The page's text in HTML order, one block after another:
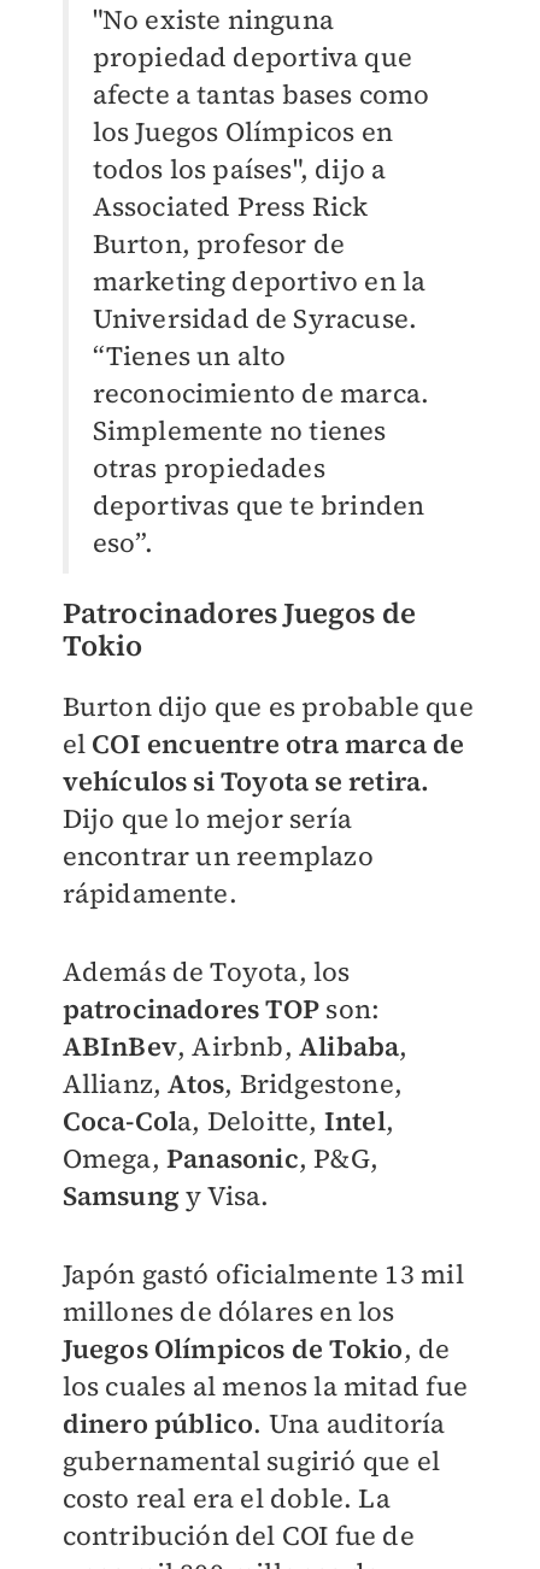
"No existe ninguna
propiedad deportiva que
afecte a tantas bases como
los Juegos Olímpicos en
todos los países", dijo a
Associated Press Rick
Burton, profesor de
marketing deportivo en la
Universidad de Syracuse.
“Tienes un alto
reconocimiento de marca.
Simplemente no tienes
otras propiedades
deportivas que te brinden
eso”.
Patrocinadores Juegos de
Tokio
Burton dijo que es probable que
el COI encuentre otra marca de
vehículos si Toyota se retira.
Dijo que lo mejor sería
encontrar un reemplazo
rápidamente.
Además de Toyota, los
patrocinadores TOP son:
ABInBev, Airbnb, Alibaba,
Allianz,Atos, Bridgestone,
Coca-Cola, Deloitte, Intel,
Omega, Panasonic, P&G,
Samsungy Visa.
Japón gastó oficialmente 13 mil
millones de dólares en los
Juegos Olímpicos de Tokio, de
los cuales al menos la mitad fue
dinero público. Una auditoría
gubernamental sugirió que el
costo real era el doble. La
contribución del COI fue de